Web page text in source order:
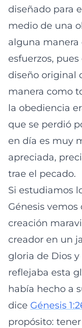
diseñado para
medio de una
alguna manera
esfuerzos,
diseño original
manera como
la obediencia
que se perdió
en día es muy
apreciada,
trae el pecado.
Si estudiamos
Génesis
creación
creador en un
gloria de Dios
reflejaba esta
había hecho a
dice Génesis
propósito: